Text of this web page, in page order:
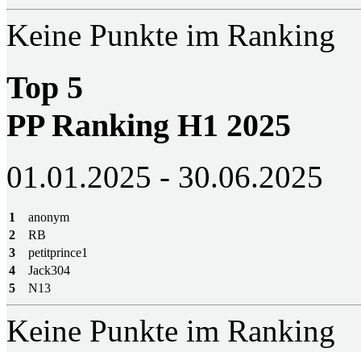
Keine Punkte im Ranking
Top 5
PP Ranking H1 2025
01.01.2025 - 30.06.2025
1
anonym
2
RB
3
petitprince1
4
Jack304
5
N13
Keine Punkte im Ranking